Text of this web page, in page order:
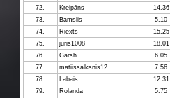
72.
Kreipāns 14.36
73.
Bamslis 5.10
74.
Riexts 15.25
75.
juris1008 18.01
76.
Garsh 6.05
77.
matiissalksnis12 7.56
78.
Labais 12.31
79.
Rolanda 5.75